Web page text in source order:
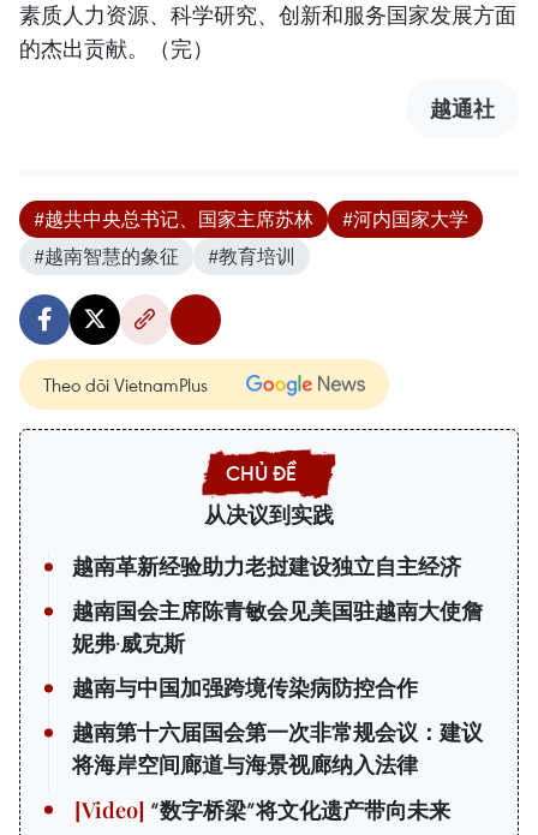
素质人力资源、科学研究、创新和服务国家发展方面
的杰出贡献。（完）
越通社
#越共中央总书记、国家主席苏林
#河内国家大学
#越南智慧的象征
#教育培训
Theo dõi VietnamPlus
从决议到实践
越南革新经验助力老挝建设独立自主经济
越南国会主席陈青敏会见美国驻越南大使詹
妮弗·威克斯
越南与中国加强跨境传染病防控合作
越南第十六届国会第一次非常规会议：建议
将海岸空间廊道与海景视廊纳入法律
“数字桥梁”将文化遗产带向未来